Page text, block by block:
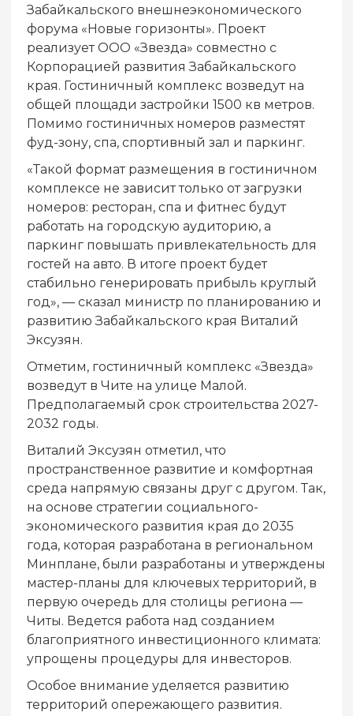
Забайкальского внешнеэкономического
форума «Новые горизонты». Проект
реализует ООО «Звезда» совместно с
Корпорацией развития Забайкальского
края. Гостиничный комплекс возведут на
общей площади застройки 1500 кв метров.
Помимо гостиничных номеров разместят
фуд-зону, спа, спортивный зал и паркинг.
«Такой формат размещения в гостиничном
комплексе не зависит только от загрузки
номеров: ресторан, спа и фитнес будут
работать на городскую аудиторию, а
паркинг повышать привлекательность для
гостей на авто. В итоге проект будет
стабильно генерировать прибыль круглый
год», — сказал министр по планированию и
развитию Забайкальского края Виталий
Эксузян.
Отметим, гостиничный комплекс «Звезда»
возведут в Чите на улице Малой.
Предполагаемый срок строительства 2027-
2032 годы.
Виталий Эксузян отметил, что
пространственное развитие и комфортная
среда напрямую связаны друг с другом. Так,
на основе стратегии социального-
экономического развития края до 2035
года, которая разработана в региональном
Минплане, были разработаны и утверждены
мастер-планы для ключевых территорий, в
первую очередь для столицы региона —
Читы. Ведется работа над созданием
благоприятного инвестиционного климата:
упрощены процедуры для инвесторов.
Особое внимание уделяется развитию
территорий опережающего развития.